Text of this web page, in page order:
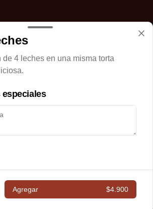
de 4 leches en una misma torta
Agregar $4.900